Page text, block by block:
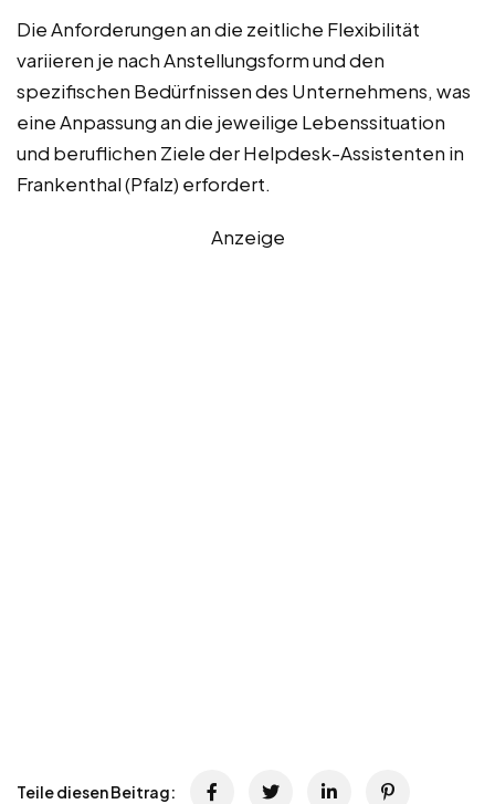
Die Anforderungen an die zeitliche Flexibilität
variieren je nach Anstellungsform und den
spezifischen Bedürfnissen des Unternehmens, was
eine Anpassung an die jeweilige Lebenssituation
und beruflichen Ziele der Helpdesk-Assistenten in
Frankenthal (Pfalz) erfordert.
Anzeige
Teile diesen Beitrag: